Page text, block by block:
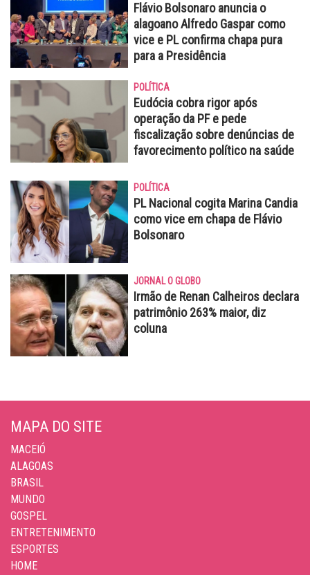
Flávio Bolsonaro anuncia o
alagoano Alfredo Gaspar como
vice e PL confirma chapa pura
para a Presidência
POLÍTICA
Eudócia cobra rigor após
operação da PF e pede
fiscalização sobre denúncias de
favorecimento político na saúde
POLÍTICA
PL Nacional cogita Marina Candia
como vice em chapa de Flávio
Bolsonaro
JORNAL O GLOBO
Irmão de Renan Calheiros declara
patrimônio 263% maior, diz
coluna
MAPA DO SITE
MACEIÓ
ALAGOAS
BRASIL
MUNDO
GOSPEL
ENTRETENIMENTO
ESPORTES
HOME